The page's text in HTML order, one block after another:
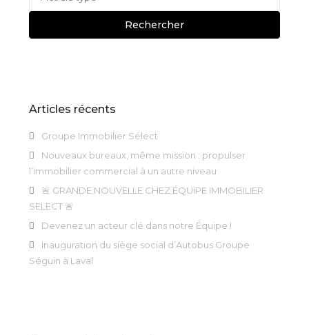
Rechercher
Articles récents
Groupe Immobilier Sélect
Nouveaux bureaux, même mission : propulser
l’immobilier commercial à un autre niveau
🚨 GRANDE NOUVELLE CHEZ ÉQUIPE IMMOBILIER
SELECT 🚨
Devenez un acteur clé dans notre Équipe !
Inauguration du siège social d’Autobus Groupe
Séguin à Laval